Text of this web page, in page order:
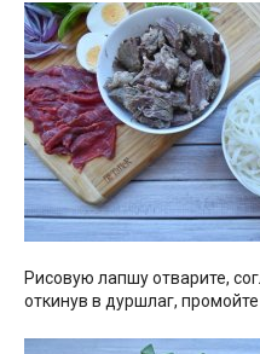
Рисовую лапшу отварите,
откинув в дуршлаг,